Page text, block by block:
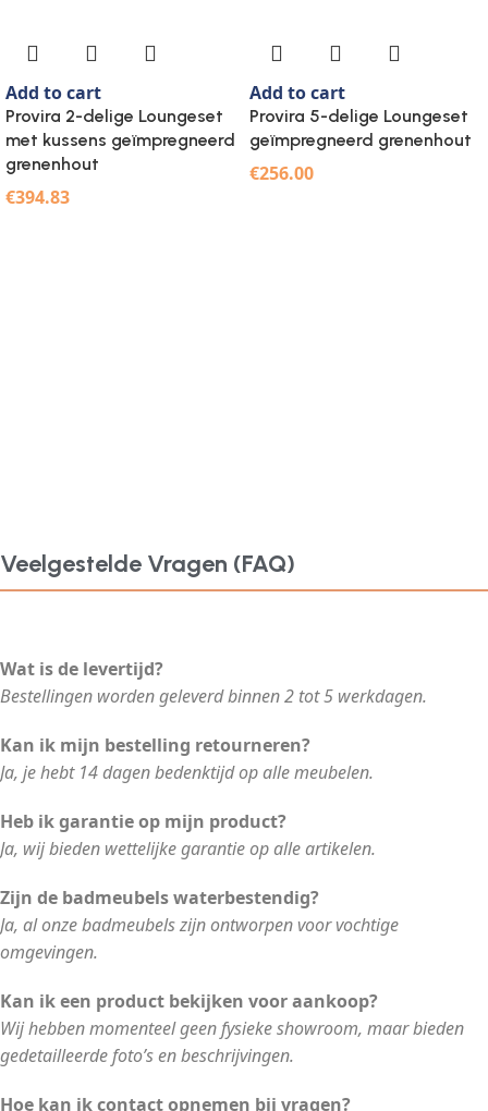
Add to cart
Provira 2-delige Loungeset
met kussens geïmpregneerd
grenenhout
€394.83
Add to cart
Provira 5-delige Loungeset
geïmpregneerd grenenhout
€256.00
Veelgestelde Vragen (FAQ)
Wat is de levertijd?
Bestellingen worden geleverd binnen 2 tot 5 werkdagen.
Kan ik mijn bestelling retourneren?
Ja, je hebt 14 dagen bedenktijd op alle meubelen.
Heb ik garantie op mijn product?
Ja, wij bieden wettelijke garantie op alle artikelen.
Zijn de badmeubels waterbestendig?
Ja, al onze badmeubels zijn ontworpen voor vochtige
omgevingen.
Kan ik een product bekijken voor aankoop?
Wij hebben momenteel geen fysieke showroom, maar bieden
gedetailleerde foto’s en beschrijvingen.
Hoe kan ik contact opnemen bij vragen?